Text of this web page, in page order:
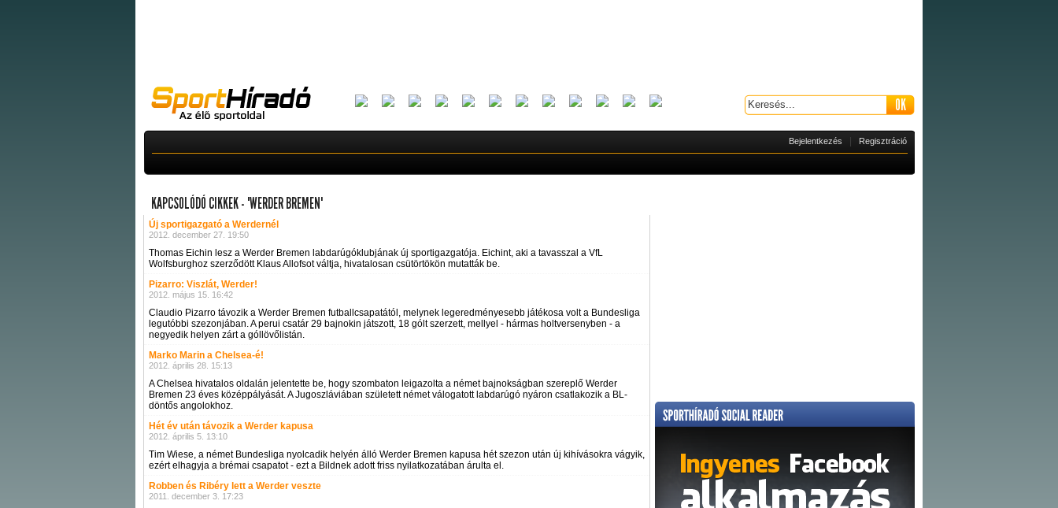
Bejelentkezés Regisztráció
KAPCSOLÓDÓ CIKKEK - "WERDER BREMEN"
Új sportigazgató a Werdernél
2012. december 27. 19:50
Thomas Eichin lesz a Werder Bremen labdarúgóklubjának új sportigazgatója. Eichint, aki a tavasszal a VfL
Wolfsburghoz szerződött Klaus Allofsot váltja, hivatalosan csütörtökön mutatták be.
Pizarro: Viszlát, Werder!
2012. május 15. 16:42
Claudio Pizarro távozik a Werder Bremen futballcsapatától, melynek legeredményesebb játékosa volt a Bundesliga
legutóbbi szezonjában. A perui csatár 29 bajnokin játszott, 18 gólt szerzett, mellyel - hármas holtversenyben - a
negyedik helyen zárt a góllövőlistán.
Marko Marin a Chelsea-é!
2012. április 28. 15:13
A Chelsea hivatalos oldalán jelentette be, hogy szombaton leigazolta a német bajnokságban szereplő Werder
Bremen 23 éves középpályását. A Jugoszláviában született német válogatott labdarúgó nyáron csatlakozik a BL-
döntős angolokhoz.
Hét év után távozik a Werder kapusa
2012. április 5. 13:10
Tim Wiese, a német Bundesliga nyolcadik helyén álló Werder Bremen kapusa hét szezon után új kihívásokra vágyik,
ezért elhagyja a brémai csapatot - ezt a Bildnek adott friss nyilatkozatában árulta el.
Robben és Ribéry lett a Werder veszte
2011. december 3. 17:23